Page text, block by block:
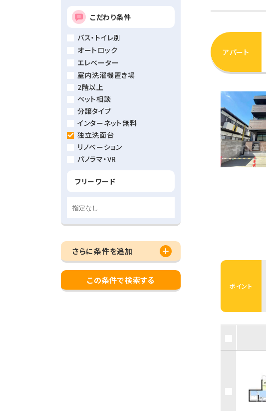
こだわり条件
バス・トイレ別
オートロック
エレベーター
室内洗濯機置き場
2階以上
ペット相談
分譲タイプ
インターネット無料
独立洗面台
リノベーション
パノラマ・VR
フリーワード
さらに条件を追加
この条件で検索する
アパート
ポイント